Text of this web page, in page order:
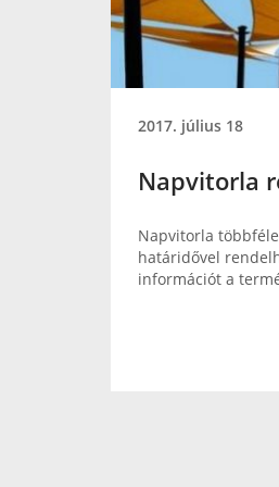
2017. július 18
Napvitorla
Napvitorla
határidővel
információt a